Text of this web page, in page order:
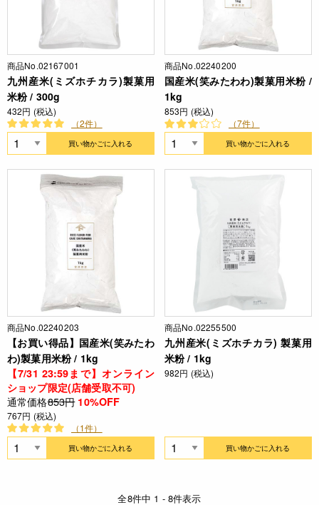
商品No.02167001
九州産米(ミズホチカラ)製菓用
米粉 / 300g
432円 (税込)
（2件）
買い物かごに入れる
商品No.02240200
国産米(笑みたわわ)製菓用米粉 /
1kg
853円 (税込)
（7件）
買い物かごに入れる
商品No.02240203
【お買い得品】国産米(笑みたわ
わ)製菓用米粉 / 1kg
【7/31 23:59まで】オンライン
ショップ限定(店舗受取不可)
通常価格853円 10%OFF
767円 (税込)
（1件）
買い物かごに入れる
商品No.02255500
九州産米(ミズホチカラ) 製菓用
米粉 / 1kg
982円 (税込)
買い物かごに入れる
全8件中 1 - 8件表示